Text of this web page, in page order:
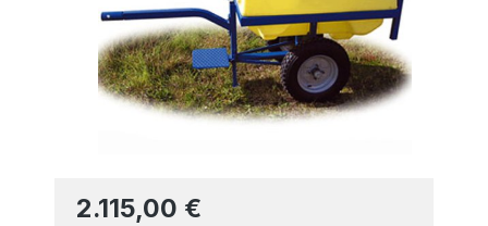
2.115,00 €